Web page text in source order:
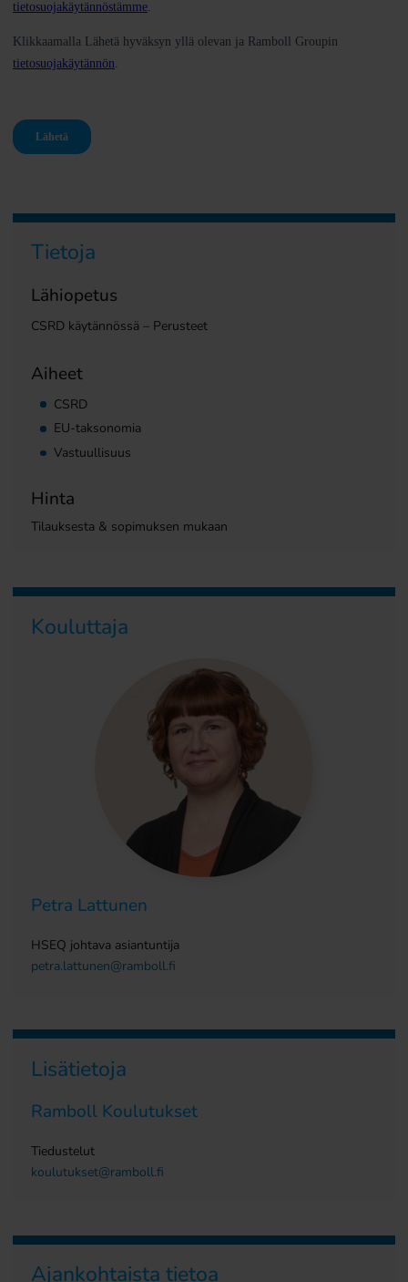
Tietoja
Lähiopetus
CSRD käytännössä – Perusteet
Aiheet
CSRD
EU-taksonomia
Vastuullisuus
Hinta
Tilauksesta & sopimuksen mukaan
Kouluttaja
Petra Lattunen
HSEQ johtava asiantuntija
petra.lattunen@ramboll.fi
Lisätietoja
Ramboll Koulutukset
Tiedustelut
koulutukset@ramboll.fi
Ajankohtaista tietoa